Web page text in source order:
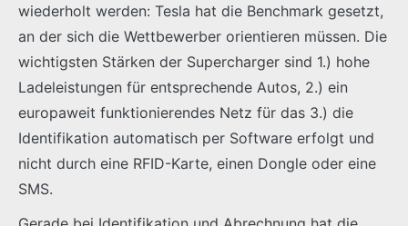
wiederholt werden: Tesla hat die Benchmark gesetzt,
an der sich die Wettbewerber orientieren müssen. Die
wichtigsten Stärken der Supercharger sind 1.) hohe
Ladeleistungen für entsprechende Autos, 2.) ein
europaweit funktionierendes Netz für das 3.) die
Identifikation automatisch per Software erfolgt und
nicht durch eine RFID-Karte, einen Dongle oder eine
SMS.